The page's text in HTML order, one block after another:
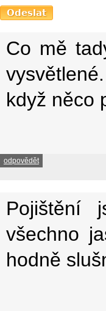
Co mě
když něco
odpovědět
Pojištění
všechno
hodně